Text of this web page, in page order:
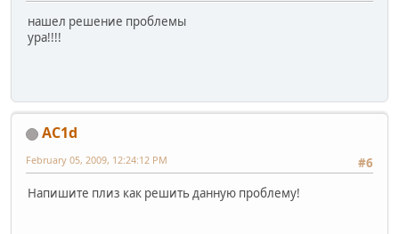
нашел решение проблемы
ура!!!!
AC1d
#6
February 05, 2009, 12:24:12 PM
Напишите плиз как решить данную проблему!